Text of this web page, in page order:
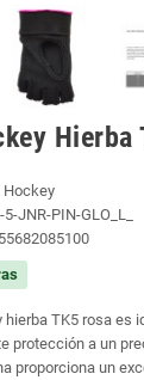
Hierba
Hockey
JNR-PIN-GLO_L_
hierba TK5 rosa es
protección a un
proporciona un